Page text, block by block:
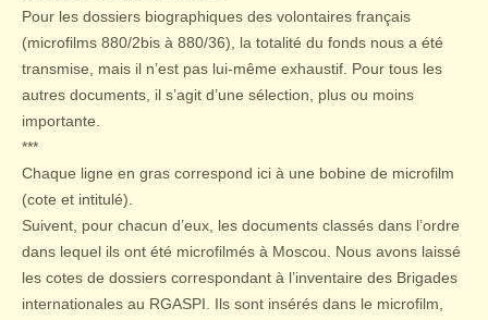
Pour les dossiers biographiques des volontaires français
(microfilms 880/2bis à 880/36), la totalité du fonds nous a été
transmise, mais il n’est pas lui-même exhaustif. Pour tous les
autres documents, il s’agit d’une sélection, plus ou moins
importante.
***
Chaque ligne en gras correspond ici à une bobine de microfilm
(cote et intitulé).
Suivent, pour chacun d’eux, les documents classés dans l’ordre
dans lequel ils ont été microfilmés à Moscou. Nous avons laissé
les cotes de dossiers correspondant à l’inventaire des Brigades
internationales au RGASPI. Ils sont insérés dans le microfilm,